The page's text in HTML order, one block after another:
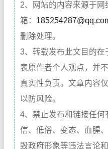
2、网站的内容来源于
箱：
删除处理。
3、转载发布此文目的
表原作者个人观点，并
真实性负责。文章内容
以防风险。
4、禁止发布和链接任
信、低俗、变态、血腥
毁政府形象等违法言论和